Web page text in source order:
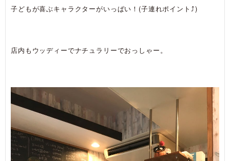
子どもが喜ぶキャラクターがいっぱい！(子連れポイント⤴)
店内もウッディーでナチュラリーでおっしゃー。